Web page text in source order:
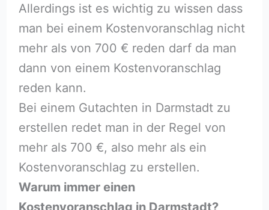
Allerdings ist es wichtig zu wissen dass
man bei einem Kostenvoranschlag nicht
mehr als von 700 € reden darf da man
dann von einem Kostenvoranschlag
reden kann.
Bei einem Gutachten in Darmstadt zu
erstellen redet man in der Regel von
mehr als 700 €, also mehr als ein
Kostenvoranschlag zu erstellen.
Warum immer einen
Kostenvoranschlag in Darmstadt?